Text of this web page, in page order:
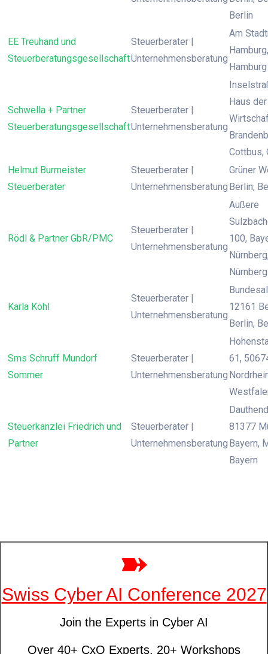
Berlin
EE Treuhand und
Steuerberatungsgesellschaft
Steuerberater |
Unternehmensberatung
Am
Hamburg,
Hamburg
Schwella + Partner
Steuerberatungsgesellschaft
Steuerberater |
Unternehmensberatung
Haus der
Cottbus,
Helmut Burmeister
Steuerberater
Steuerberater |
Unternehmensberatung
Grüner
Berlin,
Rödl & Partner GbR/PMC
Steuerberater |
Unternehmensberatung
Äußere
100,
Nürnberg
Karla Kohl
Steuerberater |
Unternehmensberatung
12161
Berlin,
Sms Schruff Mundorf
Sommer
Steuerberater |
Unternehmensberatung
61,
Steuerkanzlei Friedrich und
Partner
Steuerberater |
Unternehmensberatung
81377
Bayern,
Bayern